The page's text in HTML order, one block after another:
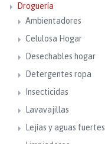
Droguería
Ambientadores
Celulosa Hogar
Desechables hogar
Detergentes ropa
Insecticidas
Lavavajillas
Lejías y aguas fuertes